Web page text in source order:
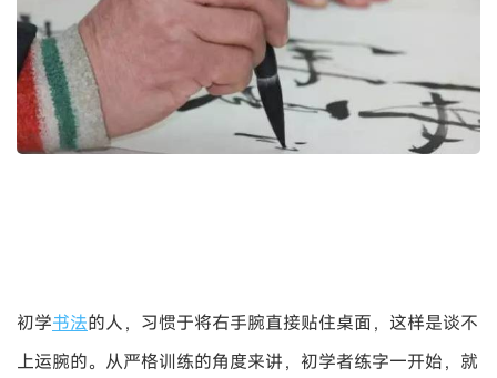
初学书法的人，习惯于将右手腕直接贴住桌面，这样是谈不
上运腕的。从严格训练的角度来讲，初学者练字一开始，就